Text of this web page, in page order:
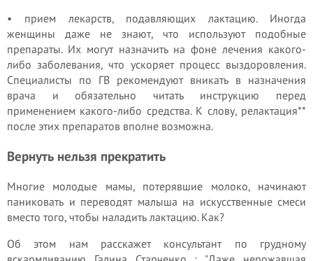
• прием лекарств, подавляющих лактацию. Иногда
женщины даже не знают, что используют подобные
препараты. Их могут назначить на фоне лечения какого-
либо заболевания, что ускоряет процесс выздоровления.
Специалисты по ГВ рекомендуют вникать в назначения
врача и обязательно читать инструкцию перед
применением какого-либо средства. К слову, релактация**
после этих препаратов вполне возможна.
Вернуть нельзя прекратить
Многие молодые мамы, потерявшие молоко, начинают
паниковать и переводят малыша на искусственные смеси
вместо того, чтобы наладить лактацию. Как?
Об этом нам расскажет консультант по грудному